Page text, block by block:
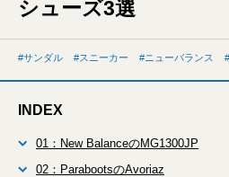
シューズ3選
サンダル スニーカー ニューバランス
INDEX
01：New BalanceのMG1300JP
02：ParabootsのAvoriaz